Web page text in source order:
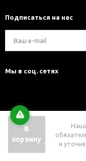
В
корзину
и
Подписаться на нас
Мы в соц. сетях
Разработка и внедрение